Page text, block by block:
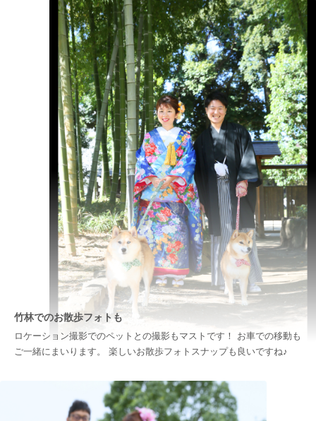
竹林でのお散歩フォトも
ロケーション撮影でのペットとの撮影もマストです！ お車での移動も
ご一緒にまいります。 楽しいお散歩フォトスナップも良いですね♪